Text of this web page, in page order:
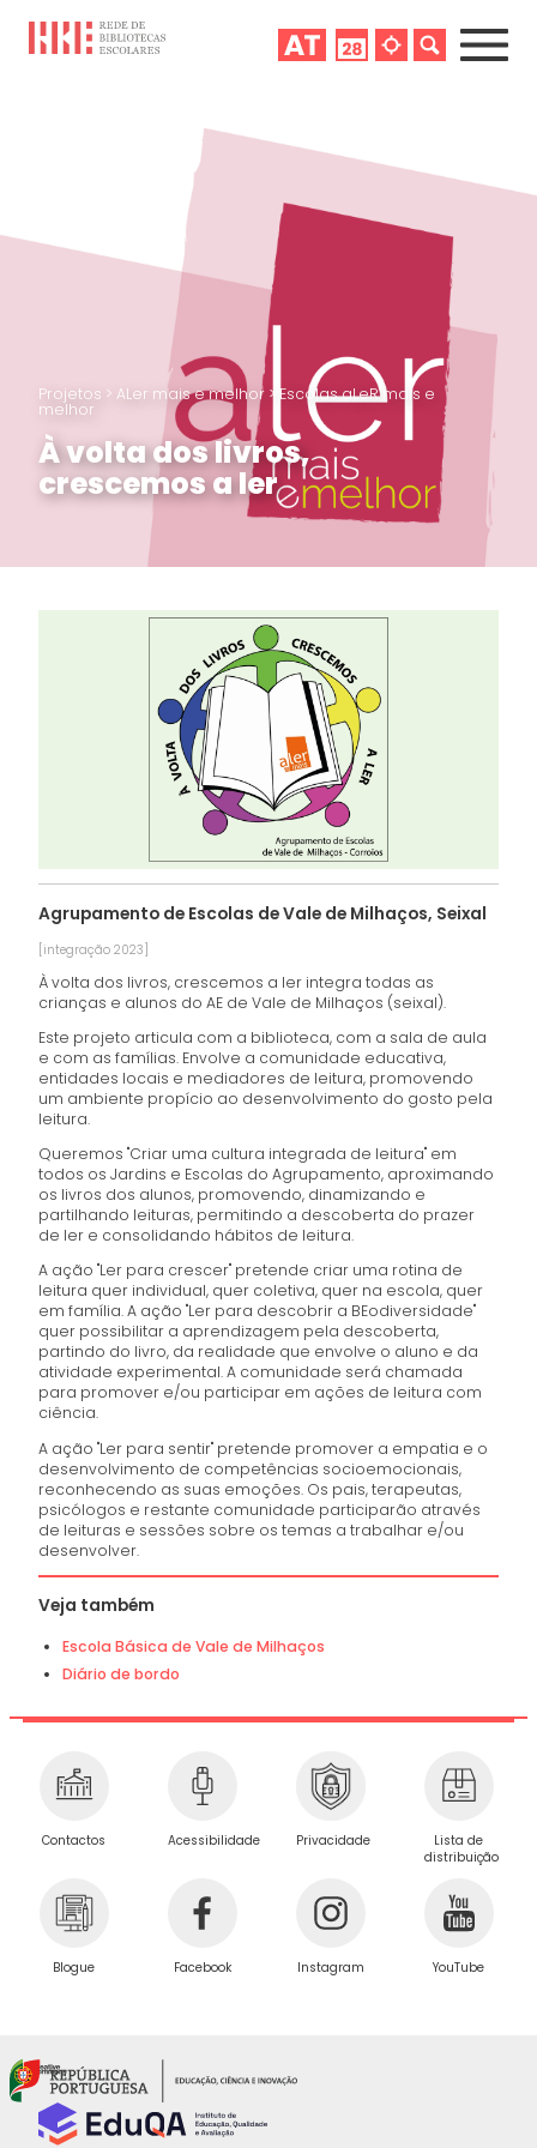
Projetos > ALer mais e melhor > Escolas aLeR mais e
melhor
À volta dos livros,
crescemos a ler
Agrupamento de Escolas de Vale de Milhaços, Seixal
[integração 2023]
À volta dos livros, crescemos a ler integra todas as
crianças e alunos do AE de Vale de Milhaços (seixal).
Este projeto articula com a biblioteca, com a sala de aula
e com as famílias. Envolve a comunidade educativa,
entidades locais e mediadores de leitura, promovendo
um ambiente propício ao desenvolvimento do gosto pela
leitura.
Queremos "Criar uma cultura integrada de leitura" em
todos os Jardins e Escolas do Agrupamento, aproximando
os livros dos alunos, promovendo, dinamizando e
partilhando leituras, permitindo a descoberta do prazer
de ler e consolidando hábitos de leitura.
A ação "Ler para crescer" pretende criar uma rotina de
leitura quer individual, quer coletiva, quer na escola, quer
em família. A ação "Ler para descobrir a BEodiversidade"
quer possibilitar a aprendizagem pela descoberta,
partindo do livro, da realidade que envolve o aluno e da
atividade experimental. A comunidade será chamada
para promover e/ou participar em ações de leitura com
ciência.
A ação "Ler para sentir" pretende promover a empatia e o
desenvolvimento de competências socioemocionais,
reconhecendo as suas emoções. Os pais, terapeutas,
psicólogos e restante comunidade participarão através
de leituras e sessões sobre os temas a trabalhar e/ou
desenvolver.
Veja também
Escola Básica de Vale de Milhaços
Diário de bordo
Contactos Acessibilidade Privacidade
Lista de
distribuição
Blogue Facebook Instagram YouTube